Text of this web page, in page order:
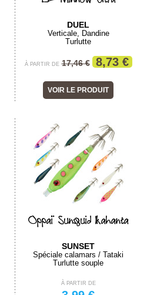
DUEL
Verticale, Dandine
Turlutte
À PARTIR DE 17,46 € 8,73 €
VOIR LE PRODUIT
Oppaï Sunsquid Ikahanta
SUNSET
Spéciale calamars / Tataki
Turlutte souple
À PARTIR DE